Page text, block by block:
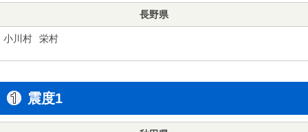
長野県
小川村 栄村
震度1